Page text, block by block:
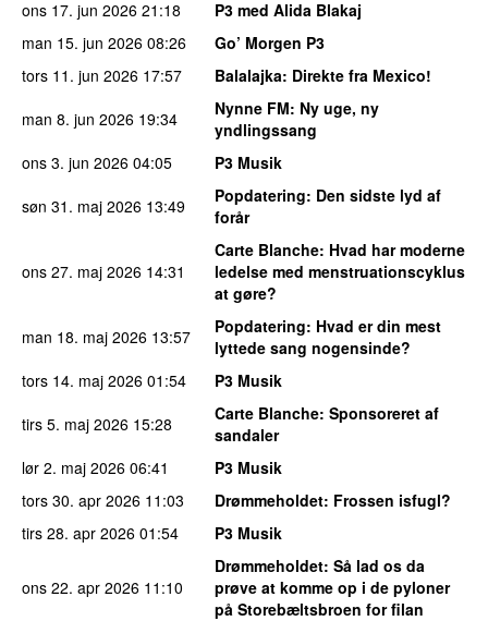
ons 17. jun 2026 21:18
P3 med Alida Blakaj
man 15. jun 2026 08:26
Go’ Morgen P3
tors 11. jun 2026 17:57 Balalajka: Direkte fra Mexico!
man 8. jun 2026 19:34 Nynne FM: Ny uge, ny
yndlingssang
ons 3. jun 2026 04:05
P3 Musik
søn 31. maj 2026 13:49 Popdatering: Den sidste lyd af
forår
ons 27. maj 2026 14:31
Carte Blanche: Hvad har moderne
ledelse med menstruationscyklus
at gøre?
man 18. maj 2026 13:57 Popdatering: Hvad er din mest
lyttede sang nogensinde?
tors 14. maj 2026 01:54
P3 Musik
tirs 5. maj 2026 15:28 Carte Blanche: Sponsoreret af
sandaler
lør 2. maj 2026 06:41
P3 Musik
tors 30. apr 2026 11:03 Drømmeholdet: Frossen isfugl?
tirs 28. apr 2026 01:54 P3 Musik
ons 22. apr 2026 11:10
Drømmeholdet: Så lad os da
prøve at komme op i de pyloner
på Storebæltsbroen for filan